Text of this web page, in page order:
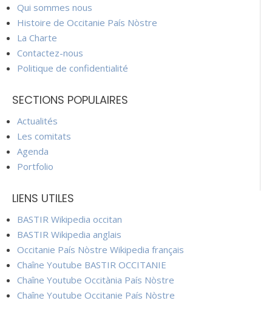
Qui sommes nous
Histoire de Occitanie País Nòstre
La Charte
Contactez-nous
Politique de confidentialité
SECTIONS POPULAIRES
Actualités
Les comitats
Agenda
Portfolio
LIENS UTILES
BASTIR Wikipedia occitan
BASTIR Wikipedia anglais
Occitanie País Nòstre Wikipedia français
Chaîne Youtube BASTIR OCCITANIE
Chaîne Youtube Occitània País Nòstre
Chaîne Youtube Occitanie País Nòstre